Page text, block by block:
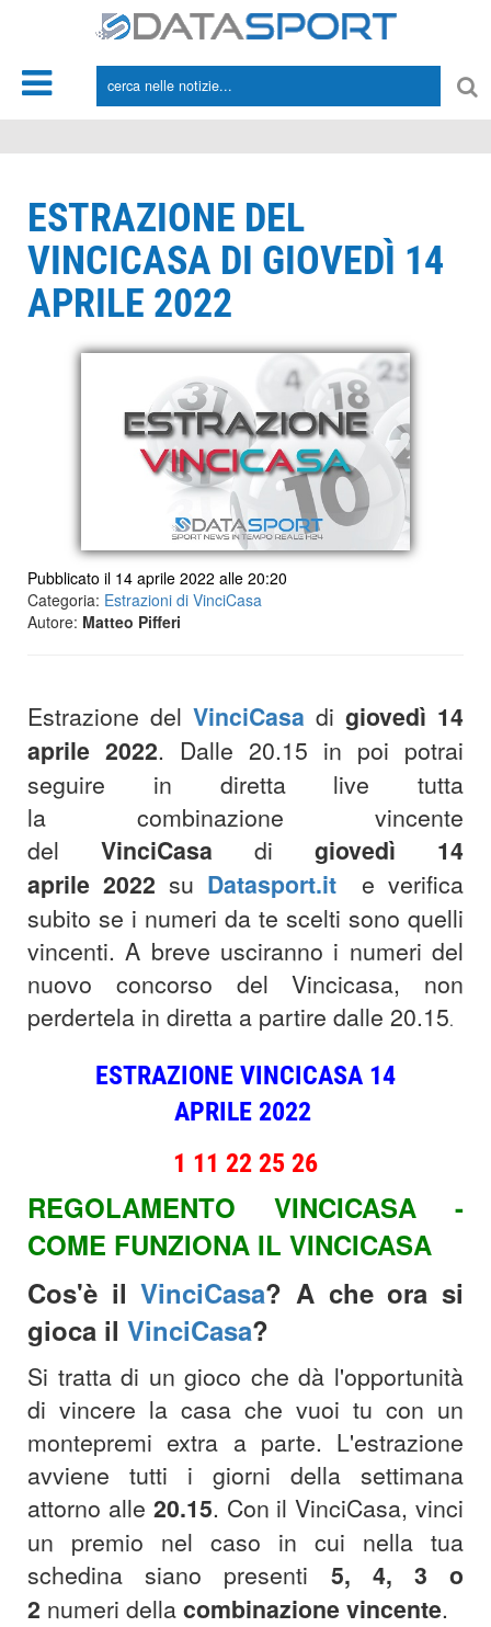
ESTRAZIONE DEL
VINCICASA DI GIOVEDÌ 14
APRILE 2022
Pubblicato il 14 aprile 2022 alle 20:20
Categoria: Estrazioni di VinciCasa
Autore: Matteo Pifferi
Estrazione del VinciCasa di giovedì 14
aprile 2022. Dalle 20.15 in poi potrai
seguire in diretta live tutta
la combinazione vincente
del VinciCasa di giovedì 14
aprile 2022 su Datasport.it
e verifica
subito se i numeri da te scelti sono quelli
vincenti. A breve usciranno i numeri del
nuovo concorso del Vincicasa, non
perdertela in diretta a partire dalle 20.15.
ESTRAZIONE VINCICASA 14
APRILE 2022
1 11 22 25 26
REGOLAMENTO VINCICASA -
COME FUNZIONA IL VINCICASA
Cos'è ilVinciCasa? A che ora si
gioca il VinciCasa?
Si tratta di un gioco che dà l'opportunità
di vincere la casa che vuoi tu con un
montepremi extra a parte. L'estrazione
avviene tutti i giorni della settimana
attorno alle 20.15. Con il VinciCasa, vinci
un premio nel caso in cui nella tua
schedina siano presenti 5, 4, 3 o
2 numeri della combinazionevincente.